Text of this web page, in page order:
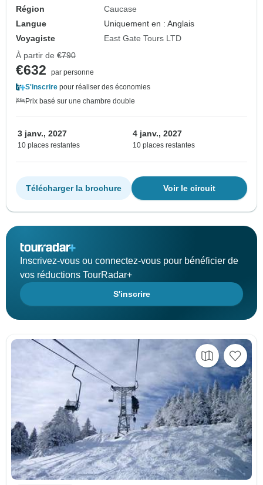
Région
Caucase
Langue
Uniquement en : Anglais
Voyagiste
East Gate Tours LTD
À partir de €790
€632
par personne
S'inscrire pour réaliser des économies
Prix basé sur une chambre double
3 janv., 2027
10 places restantes
4 janv., 2027
10 places restantes
Voir le circuit
Télécharger la brochure
Inscrivez-vous ou connectez-vous pour bénéficier de
vos réductions TourRadar+
S'inscrire